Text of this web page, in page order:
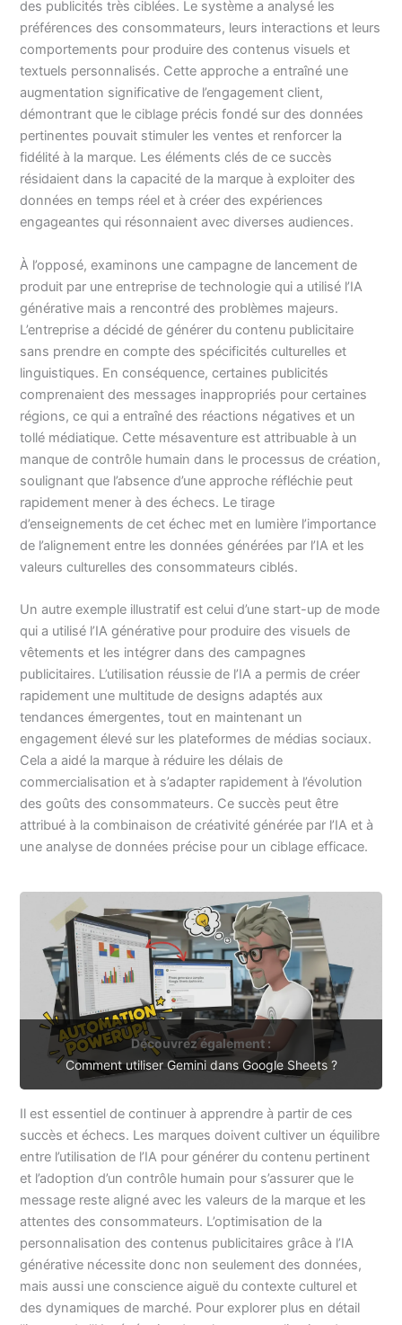
des publicités très ciblées. Le système a analysé les
préférences des consommateurs, leurs interactions et leurs
comportements pour produire des contenus visuels et
textuels personnalisés. Cette approche a entraîné une
augmentation significative de l’engagement client,
démontrant que le ciblage précis fondé sur des données
pertinentes pouvait stimuler les ventes et renforcer la
fidélité à la marque. Les éléments clés de ce succès
résidaient dans la capacité de la marque à exploiter des
données en temps réel et à créer des expériences
engageantes qui résonnaient avec diverses audiences.
À l’opposé, examinons une campagne de lancement de
produit par une entreprise de technologie qui a utilisé l’IA
générative mais a rencontré des problèmes majeurs.
L’entreprise a décidé de générer du contenu publicitaire
sans prendre en compte des spécificités culturelles et
linguistiques. En conséquence, certaines publicités
comprenaient des messages inappropriés pour certaines
régions, ce qui a entraîné des réactions négatives et un
tollé médiatique. Cette mésaventure est attribuable à un
manque de contrôle humain dans le processus de création,
soulignant que l’absence d’une approche réfléchie peut
rapidement mener à des échecs. Le tirage
d’enseignements de cet échec met en lumière l’importance
de l’alignement entre les données générées par l’IA et les
valeurs culturelles des consommateurs ciblés.
Un autre exemple illustratif est celui d’une start-up de mode
qui a utilisé l’IA générative pour produire des visuels de
vêtements et les intégrer dans des campagnes
publicitaires. L’utilisation réussie de l’IA a permis de créer
rapidement une multitude de designs adaptés aux
tendances émergentes, tout en maintenant un
engagement élevé sur les plateformes de médias sociaux.
Cela a aidé la marque à réduire les délais de
commercialisation et à s’adapter rapidement à l’évolution
des goûts des consommateurs. Ce succès peut être
attribué à la combinaison de créativité générée par l’IA et à
une analyse de données précise pour un ciblage efficace.
Découvrez également :
Comment utiliser Gemini dans Google Sheets ?
Il est essentiel de continuer à apprendre à partir de ces
succès et échecs. Les marques doivent cultiver un équilibre
entre l’utilisation de l’IA pour générer du contenu pertinent
et l’adoption d’un contrôle humain pour s’assurer que le
message reste aligné avec les valeurs de la marque et les
attentes des consommateurs. L’optimisation de la
personnalisation des contenus publicitaires grâce à l’IA
générative nécessite donc non seulement des données,
mais aussi une conscience aiguë du contexte culturel et
des dynamiques de marché. Pour explorer plus en détail